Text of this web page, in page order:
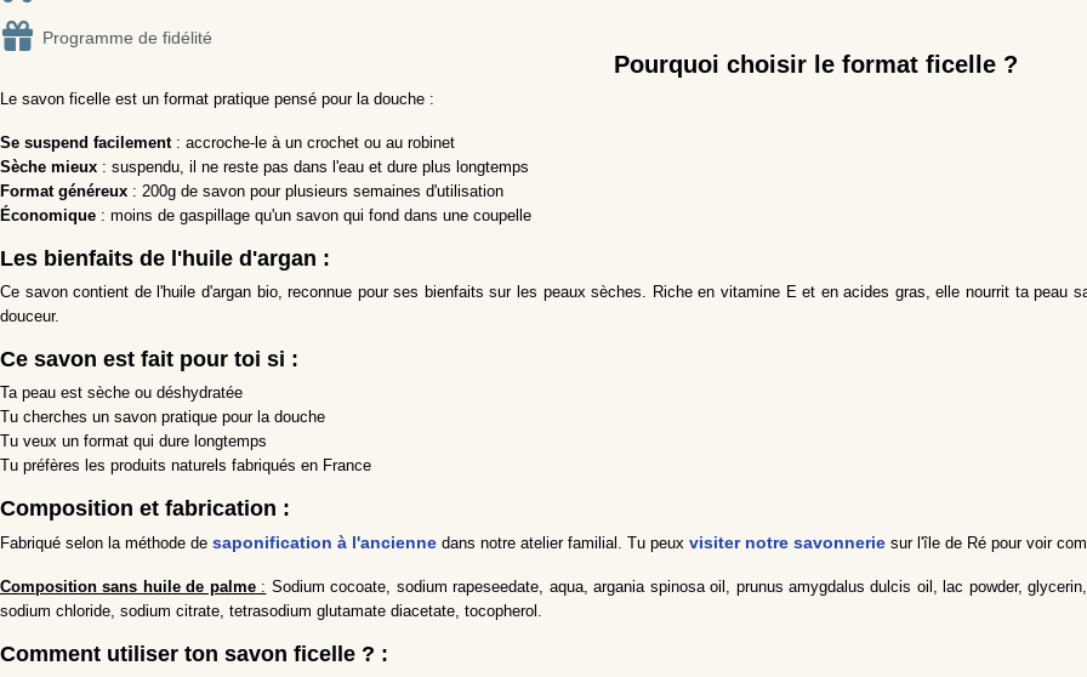
Programme de fidélité
Pourquoi choisir le format ficelle ?
Le savon ficelle est un format pratique pensé pour la douche :
Se suspend facilement: accroche-le à un crochet ou au robinet
Sèche mieux : suspendu, il ne reste pas dans l'eau et dure plus longtemps
Format généreux : 200g de savon pour plusieurs semaines d'utilisation
Économique : moins de gaspillage qu'un savon qui fond dans une coupelle
Les bienfaits de l'huile d'argan :
Ce savon contient de l'huile d'argan bio, reconnue pour ses bienfaits sur les peaux sèches. Riche en vitamine E et en acides gras, elle nourrit ta peau
douceur.
Ce savon est fait pour toi si :
Ta peau est sèche ou déshydratée
Tu cherches un savon pratique pour la douche
Tu veux un format qui dure longtemps
Tu préfères les produits naturels fabriqués en France
Composition et fabrication :
Fabriqué selon la méthode de saponification à l'ancienne dans notre atelier familial. Tu peux visiter notre savonnerie sur l'île de Ré pour voir
Composition sans huile de palme: Sodium cocoate, sodium rapeseedate, aqua, argania spinosa oil, prunus amygdalus dulcis oil, lac powder,
sodium chloride, sodium citrate, tetrasodium glutamate diacetate, tocopherol.
Comment utiliser ton savon ficelle ? :